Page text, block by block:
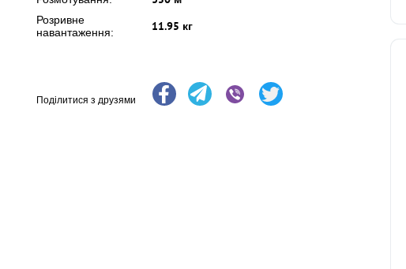
Розривне
навантаження:
11.95 кг
Поділитися з друзями